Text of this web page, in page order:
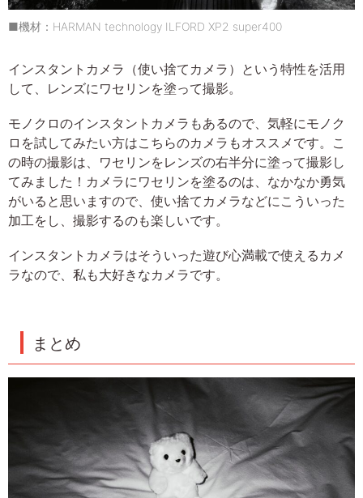
■機材：HARMAN technology ILFORD XP2 super400
インスタントカメラ（使い捨てカメラ）という特性を活用
して、レンズにワセリンを塗って撮影。
モノクロのインスタントカメラもあるので、気軽にモノク
ロを試してみたい方はこちらのカメラもオススメです。こ
の時の撮影は、ワセリンをレンズの右半分に塗って撮影し
てみました！カメラにワセリンを塗るのは、なかなか勇気
がいると思いますので、使い捨てカメラなどにこういった
加工をし、撮影するのも楽しいです。
インスタントカメラはそういった遊び心満載で使えるカメ
ラなので、私も大好きなカメラです。
まとめ